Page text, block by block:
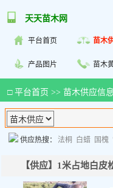
天天苗木网
平台首页 苗木
产品图片 苗木
□ 平台首页 >> 苗木供应信息
供应热搜： 法桐 白蜡 国槐
【供应】1米占地白